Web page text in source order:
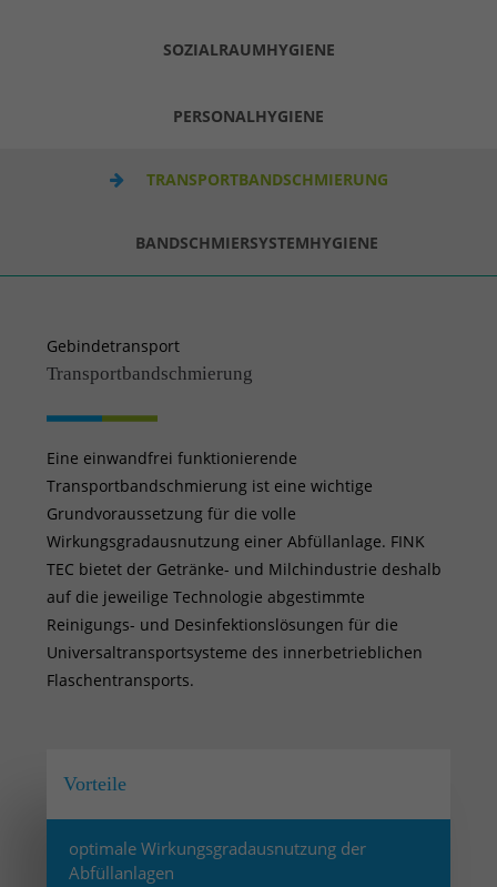
SOZIALRAUMHYGIENE
PERSONALHYGIENE
TRANSPORTBANDSCHMIERUNG
BANDSCHMIERSYSTEMHYGIENE
Gebindetransport
Transportbandschmierung
Eine einwandfrei funktionierende
Transportbandschmierung ist eine wichtige
Grundvoraussetzung für die volle
Wirkungsgradausnutzung einer Abfüllanlage. FINK
TEC bietet der Getränke- und Milchindustrie deshalb
auf die jeweilige Technologie abgestimmte
Reinigungs- und Desinfektionslösungen für die
Universaltransportsysteme des innerbetrieblichen
Flaschentransports.
Vorteile
optimale Wirkungsgradausnutzung der
Abfüllanlagen